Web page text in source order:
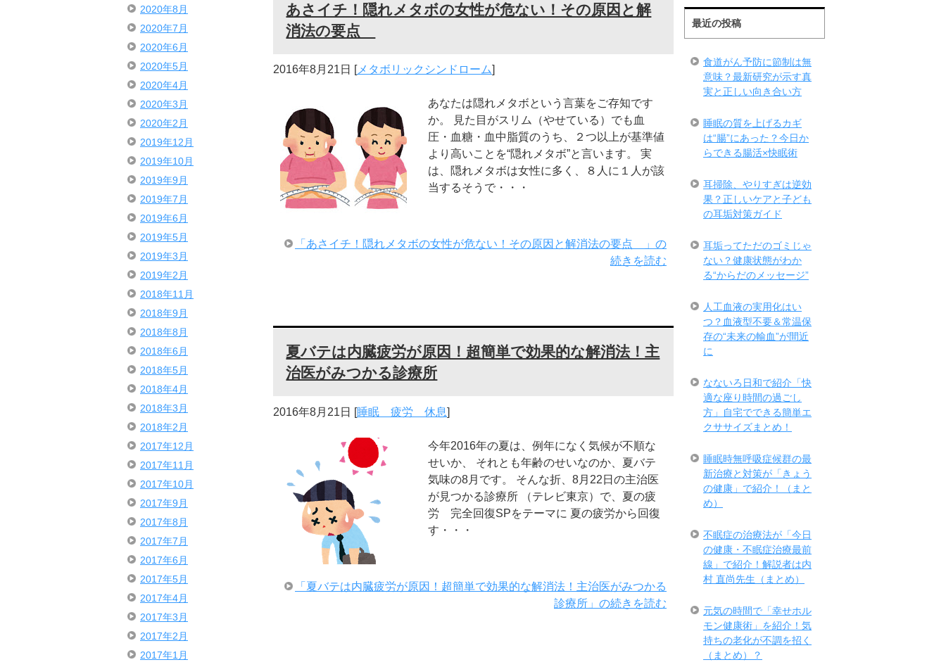
あさイチ！隠れメタボの女性が危ない！その原因と解
消法の要点
2016年8月21日 [メタボリックシンドローム]
あなたは隠れメタボという言葉をご存知です
か。 見た目がスリム（やせている）でも血
圧・血糖・血中脂質のうち、２つ以上が基準値
より高いことを“隠れメタボ”と言います。 実
は、隠れメタボは女性に多く、８人に１人が該
当するそうで・・・
「あさイチ！隠れメタボの女性が危ない！その原因と解消法の要点 」の
続きを読む
夏バテは内臓疲労が原因！超簡単で効果的な解消法！主
治医がみつかる診療所
2016年8月21日 [睡眠 疲労 休息]
今年2016年の夏は、例年になく気候が不順な
せいか、 それとも年齢のせいなのか、夏バテ
気味の8月です。 そんな折、8月22日の主治医
が見つかる診療所 （テレビ東京）で、夏の疲
労 完全回復SPをテーマに 夏の疲労から回復
す・・・
「夏バテは内臓疲労が原因！超簡単で効果的な解消法！主治医がみつかる
診療所」の続きを読む
2020年8月
2020年7月
2020年6月
2020年5月
2020年4月
2020年3月
2020年2月
2019年12月
2019年10月
2019年9月
2019年7月
2019年6月
2019年5月
2019年3月
2019年2月
2018年11月
2018年9月
2018年8月
2018年6月
2018年5月
2018年4月
2018年3月
2018年2月
2017年12月
2017年11月
2017年10月
2017年9月
2017年8月
2017年7月
2017年6月
2017年5月
2017年4月
2017年3月
2017年2月
2017年1月
最近の投稿
食道がん予防に節制は無
意味？最新研究が示す真
実と正しい向き合い方
睡眠の質を上げるカギ
は“腸”にあった？今日か
らできる腸活×快眠術
耳掃除、やりすぎは逆効
果？正しいケアと子ども
の耳垢対策ガイド
耳垢ってただのゴミじゃ
ない？健康状態がわか
る“からだのメッセージ”
人工血液の実用化はい
つ？血液型不要＆常温保
存の“未来の輸血”が間近
に
なないろ日和で紹介「快
適な座り時間の過ごし
方」自宅でできる簡単エ
クササイズまとめ！
睡眠時無呼吸症候群の最
新治療と対策が「きょう
の健康」で紹介！（まと
め）
不眠症の治療法が「今日
の健康・不眠症治療最前
線」で紹介！解説者は内
村 直尚先生（まとめ）
元気の時間で「幸せホル
モン健康術」を紹介！気
持ちの老化が不調を招く
（まとめ）？